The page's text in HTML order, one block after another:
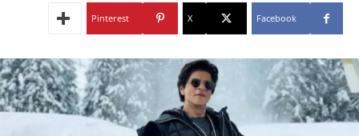
Facebook
X
Pinterest